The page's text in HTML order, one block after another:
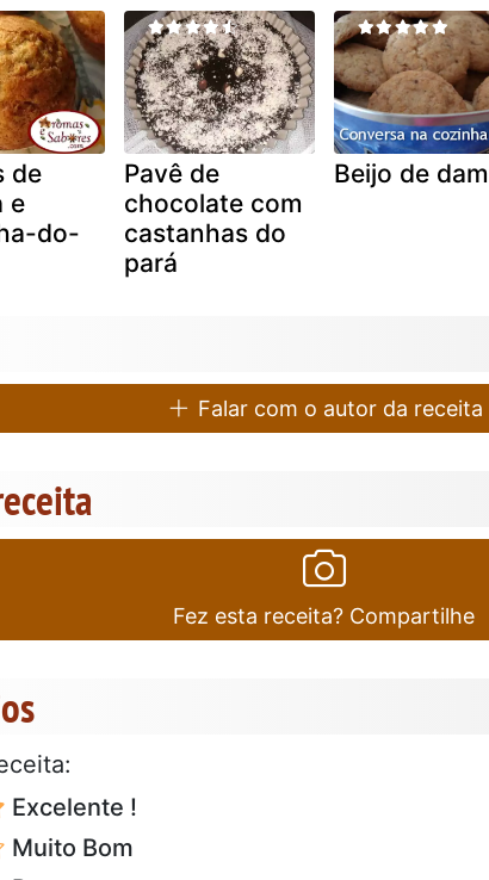
de
e
do-
Pavê de
chocolate com
castanhas do
pará
Beijo de
Falar com o autor da receita
Fez esta receita? Compartilhe
Excelente !
Muito Bom